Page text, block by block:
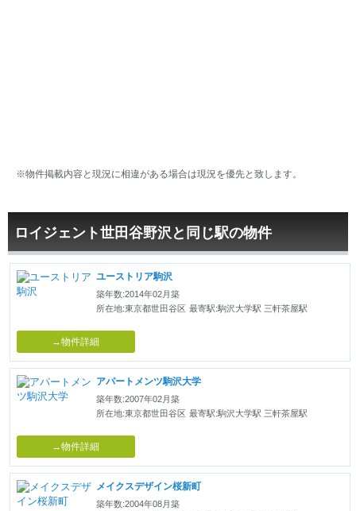
※物件掲載内容と現況に相違がある場合は現況を優先と致します。
ロイジェント世田谷野沢と同じ駅の物件
ユーストリア駒沢
築年数:2014年02月築
所在地:東京都世田谷区 最寄駅:駒沢大学駅 三軒茶屋駅
→物件詳細
アパートメンツ駒沢大学
築年数:2007年02月築
所在地:東京都世田谷区 最寄駅:駒沢大学駅 三軒茶屋駅
→物件詳細
メイクスデザイン桜新町
築年数:2004年08月築